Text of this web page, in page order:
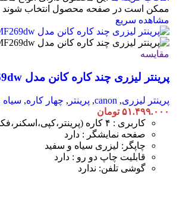
ممکن است در صفحه محصول انتخاب شوند
مشاهده سریع
مقایسه
پرینتر لیزری چند کاره کانن مدل MF269dw
پرینتر لیزری,
canon
, پرینتر , چهار کاره, سیاه
۵۱.۴۹۹.۰۰۰ تومان
کاربری : ۴ کاره (پرینتر،کپی،اسکنر،فکس)
صفحه نمایشگر : دارد
چاپگر: لیزری سیاه و سفید
قابلیت چاپ دو رو : دارد
گوشی تلفن: ندارد